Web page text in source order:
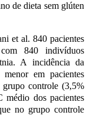
de dieta sem glúten
et al. 840 pacientes
840 indivíduos
A incidência da
em pacientes
grupo controle (3,5%
dos pacientes
no grupo controle